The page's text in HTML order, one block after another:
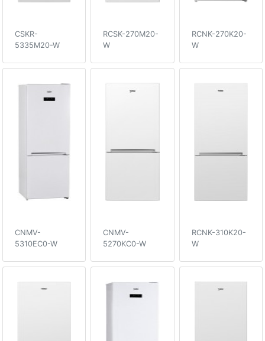
CSKR-
5335M20-W
RCSK-270M20-
W
RCNK-270K20-
W
CNMV-
5310EC0-W
CNMV-
5270KC0-W
RCNK-310K20-
W